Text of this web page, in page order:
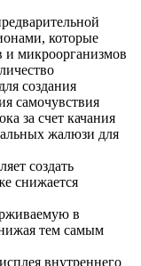
которые
и микроорганизмов
создания
самочувствия
за счет качания
жалюзи для
создать
снижается
в
тем самым
внутреннего